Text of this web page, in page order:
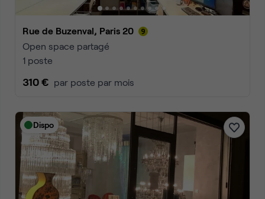
Rue de Buzenval, Paris 20
Open space partagé
1 poste
310 € par poste par mois
Dispo